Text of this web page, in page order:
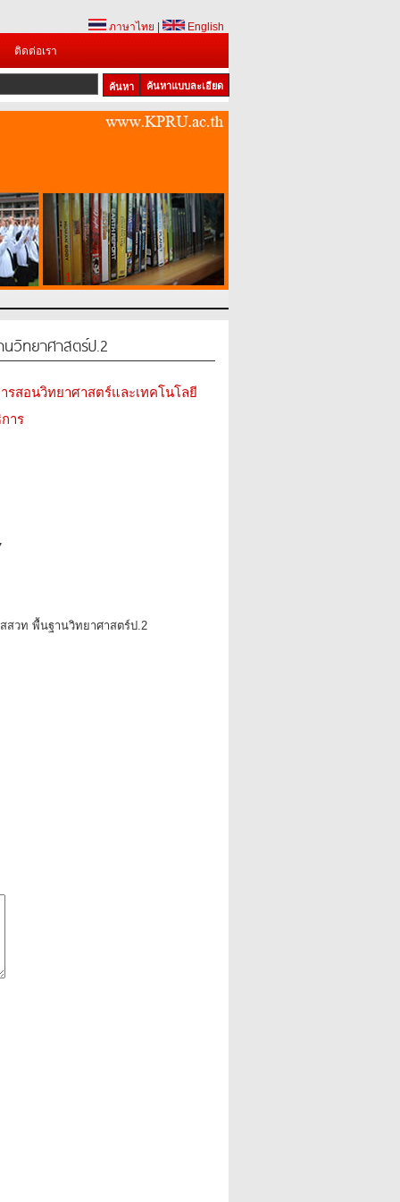
ภาษาไทย
English
ติดต่อเรา
ค้นหาแบบละเอียด
1 2 3
วิทยาศาสตร์ป.2
รสอนวิทยาศาสตร์และเทคโนโลยี
าร
สวท พื้นฐานวิทยาศาสตร์ป.2